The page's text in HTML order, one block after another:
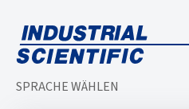
SPRACHE WÄHLEN